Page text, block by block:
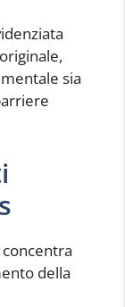
sia
concentra
della